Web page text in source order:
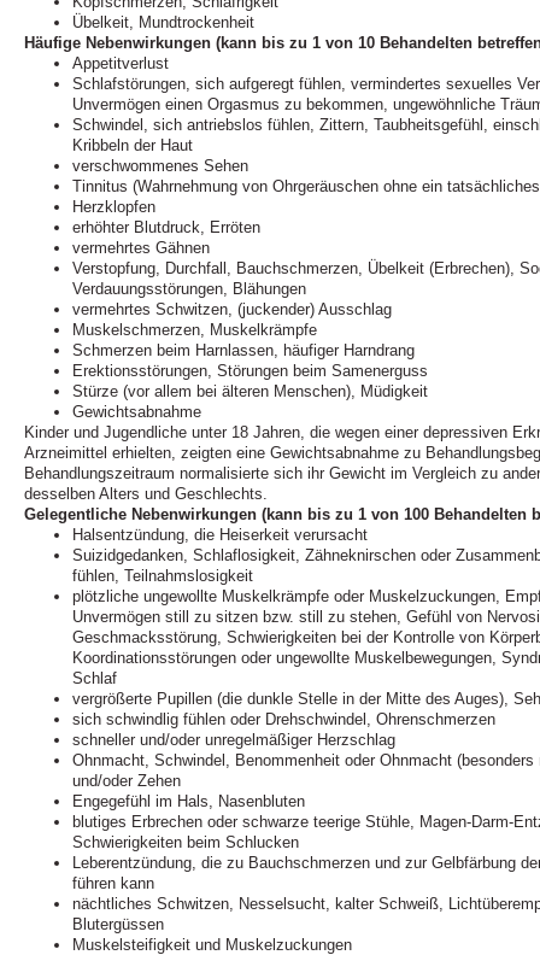
Übelkeit, Mundtrockenheit
Häufige Nebenwirkungen (kann bis zu 1 von 10 Behandelten
Appetitverlust
Schlafstörungen, sich aufgeregt fühlen, vermindertes sexuelles
Unvermögen einen Orgasmus zu bekommen, ungewöhnliche
Schwindel, sich antriebslos fühlen, Zittern, Taubheitsgefühl,
Kribbeln der Haut
verschwommenes Sehen
Tinnitus (Wahrnehmung von Ohrgeräuschen ohne ein
Herzklopfen
erhöhter Blutdruck, Erröten
vermehrtes Gähnen
Verstopfung, Durchfall, Bauchschmerzen, Übelkeit (Erbrechen),
Verdauungsstörungen, Blähungen
vermehrtes Schwitzen, (juckender) Ausschlag
Muskelschmerzen, Muskelkrämpfe
Schmerzen beim Harnlassen, häufiger Harndrang
Erektionsstörungen, Störungen beim Samenerguss
Stürze (vor allem bei älteren Menschen), Müdigkeit
Gewichtsabnahme
Kinder und Jugendliche unter 18 Jahren, die wegen einer depressiven
Arzneimittel erhielten, zeigten eine Gewichtsabnahme zu
Behandlungszeitraum normalisierte sich ihr Gewicht im Vergleich zu
desselben Alters und Geschlechts.
Gelegentliche Nebenwirkungen (kann bis zu 1 von 100 Behandelten
Halsentzündung, die Heiserkeit verursacht
Suizidgedanken, Schlaflosigkeit, Zähneknirschen oder
fühlen, Teilnahmslosigkeit
plötzliche ungewollte Muskelkrämpfe oder Muskelzuckungen,
Unvermögen still zu sitzen bzw. still zu stehen, Gefühl von
Geschmacksstörung, Schwierigkeiten bei der Kontrolle von
Koordinationsstörungen oder ungewollte Muskelbewegungen,
Schlaf
vergrößerte Pupillen (die dunkle Stelle in der Mitte des Auges),
sich schwindlig fühlen oder Drehschwindel, Ohrenschmerzen
schneller und/oder unregelmäßiger Herzschlag
Ohnmacht, Schwindel, Benommenheit oder Ohnmacht
und/oder Zehen
Engegefühl im Hals, Nasenbluten
blutiges Erbrechen oder schwarze teerige Stühle, Magen-Darm-
Schwierigkeiten beim Schlucken
Leberentzündung, die zu Bauchschmerzen und zur Gelbfärbung
führen kann
nächtliches Schwitzen, Nesselsucht, kalter Schweiß,
Blutergüssen
Muskelsteifigkeit und Muskelzuckungen